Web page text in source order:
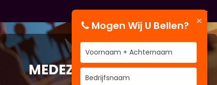
TRAINING
MEDEZEGGENSCHAP OR
×
Mogen Wij U Bellen?